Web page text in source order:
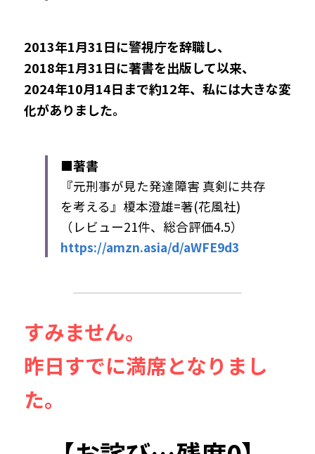
2013年1月31日に警視庁を辞職し、
2018年1月31日に著書を出版して以来、
2024年10月14日まで約12年、私には大きな変
化がありました。
■著書
『元刑事が見た発達障害 真剣に共存
を考える』榎本澄雄=著(花風社)
（レビュー21件、総合評価4.5）
https://amzn.asia/d/aWFE9d3
すみません。
昨日すでに満席となりまし
た。